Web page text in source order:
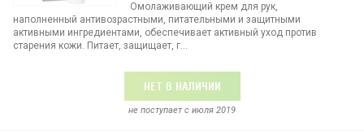
Омолаживающий крем для рук,
наполненный антивозрастными, питательными и защитными
активными ингредиентами, обеспечивает активный уход против
старения кожи. Питает, защищает, г...
НЕТ В НАЛИЧИИ
не поступает c июля 2019